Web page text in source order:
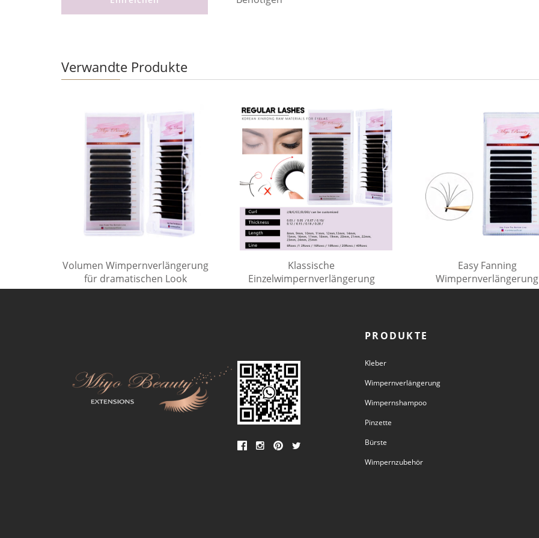
Verwandte Produkte
Volumen Wimpernverlängerung
für dramatischen Look
Klassische
Einzelwimpernverlängerung
Easy Fanning
Wimpernverlängerung
PRODUKTE
Kleber
Wimpernverlängerung
Wimpernshampoo
Pinzette
Bürste
Wimpernzubehör